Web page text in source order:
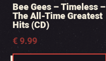
Bee Gees – Timeless –
The All-Time Greatest
Hits (CD)
€9.99